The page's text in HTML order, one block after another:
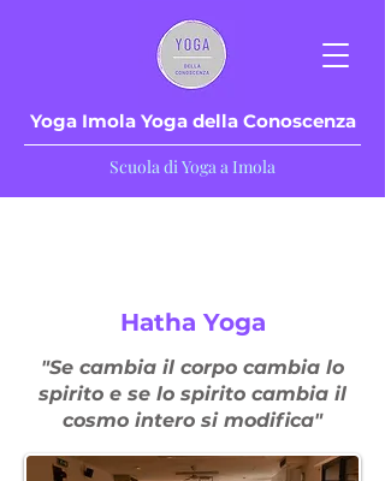
Yoga Imola Yoga della Conoscenza
Scuola di Yoga a Imola
Hatha Yoga
"Se cambia il corpo cambia lo
spirito e se lo spirito cambia il
cosmo intero si modifica"